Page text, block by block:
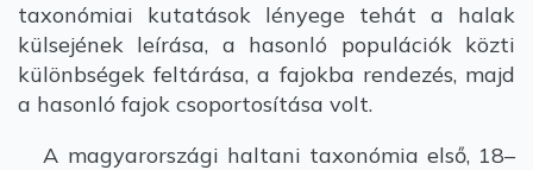
taxonómiai kutatások lényege tehát a halak
külsejének leírása, a hasonló populációk közti
különbségek feltárása, a fajokba rendezés, majd
a hasonló fajok csoportosítása volt.
A magyarországi haltani taxonómia első, 18–